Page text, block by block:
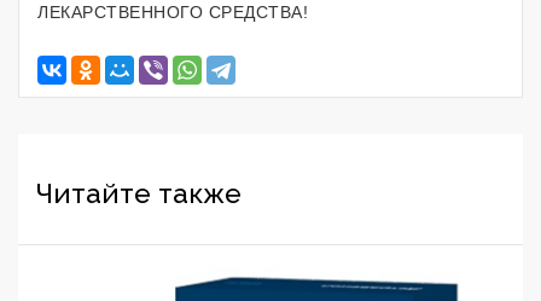
ЛЕКАРСТВЕННОГО СРЕДСТВА!
Читайте также